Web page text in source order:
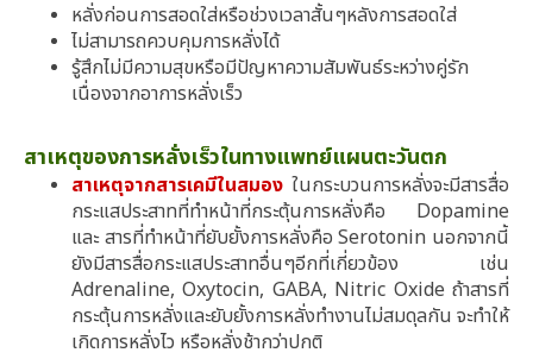
หลั่งก่อนการสอดใส่หรือช่วงเวลาสั้นๆหลังการสอดใส่
ไม่สามารถควบคุมการหลั่งได้
รู้สึกไม่มีความสุขหรือมีปัญหาความสัมพันธ์ระหว่างคู่รัก
เนื่องจากอาการหลั่งเร็ว
สาเหตุของการหลั่งเร็วในทางแพทย์แผนตะวันตก
สาเหตุจากสารเคมีในสมอง ในกระบวนการหลั่งจะมีสารสื่อ
กระแสประสาทที่ทำหน้าที่กระตุ้นการหลั่งคือ Dopamine
และ สารที่ทำหน้าที่ยับยั้งการหลั่งคือ Serotonin นอกจากนี้
ยังมีสารสื่อกระแสประสาทอื่นๆอีกที่เกี่ยวข้อง เช่น
Adrenaline, Oxytocin, GABA, Nitric Oxide ถ้าสารที่
กระตุ้นการหลั่งและยับยั้งการหลั่งทำงานไม่สมดุลกัน จะทำให้
เกิดการหลั่งไว หรือหลั่งช้ากว่าปกติ